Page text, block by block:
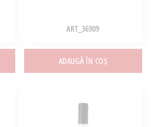
ART_36909
ADAUGĂ ÎN COȘ